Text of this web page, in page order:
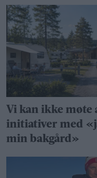
Vi kan ikke
initiativer med
min bakgård»